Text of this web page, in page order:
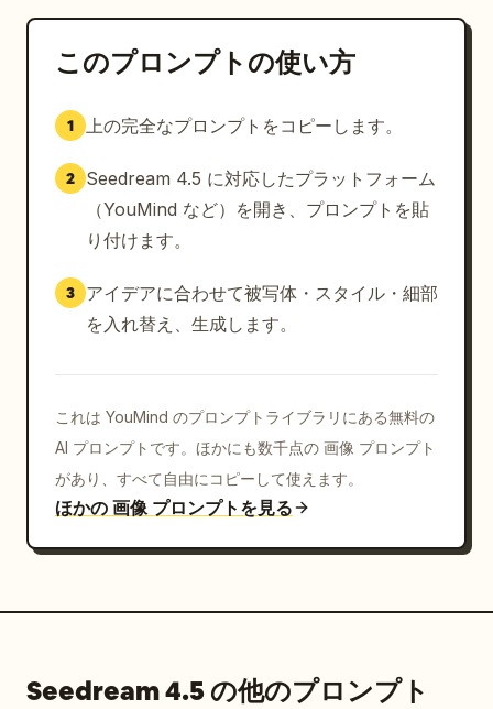
このプロンプトの使い方
1 上の完全なプロンプトをコピーします。
2
Seedream 4.5 に対応したプラットフォーム
（YouMind など）を開き、プロンプトを貼
り付けます。
3
アイデアに合わせて被写体・スタイル・細部
を入れ替え、生成します。
これは YouMind のプロンプトライブラリにある無料の
AI プロンプトです。ほかにも数千点の 画像 プロンプト
があり、すべて自由にコピーして使えます。
ほかの 画像 プロンプトを見る
Seedream 4.5 の他のプロンプト